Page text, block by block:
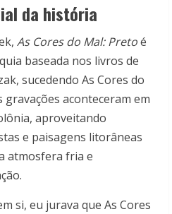
da história
As Cores do Mal: Pretoé
baseada nos livros de
sucedendo As Cores do
gravações aconteceram em
aproveitando
e paisagens litorâneas
atmosfera fria e
si, eu jurava que As Cores